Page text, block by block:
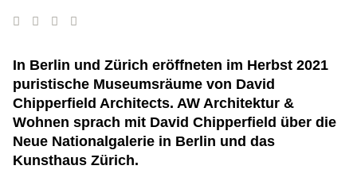
In Berlin und Zürich eröffneten im Herbst 2021
puristische Museumsräume von David
Chipperfield Architects. AW Architektur &
Wohnen sprach mit David Chipperfield über die
Neue Nationalgalerie in Berlin und das
Kunsthaus Zürich.